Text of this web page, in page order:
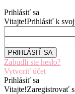
Prihlásiť sa
Vitajte!Prihlásiť k
Zabudli ste heslo?
Vytvoriť účet
Prihlásiť sa
Vitajte!Zaregistrovať